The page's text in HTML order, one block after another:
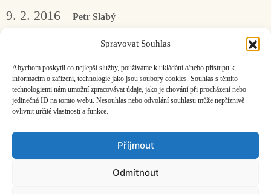
Spravovat Souhlas
Abychom poskytli co nejlepší služby, používáme k ukládání a/nebo přístupu k
informacím o zařízení, technologie jako jsou soubory cookies. Souhlas s těmito
technologiemi nám umožní zpracovávat údaje, jako je chování při procházení nebo
jedinečná ID na tomto webu. Nesouhlas nebo odvolání souhlasu může nepříznivě
ovlivnit určité vlastnosti a funkce.
Příjmout
Odmítnout
9. 2. 2016 Petr Slabý
Rozhovor s australským bubeníkem, který je
v Čechách jako doma a zanedlouho vystoupí na
vs.Interpretation.